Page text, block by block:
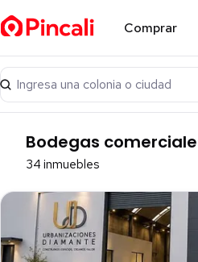
Comprar
Ingresa una colonia o ciudad
Bodegas
34 inmuebles